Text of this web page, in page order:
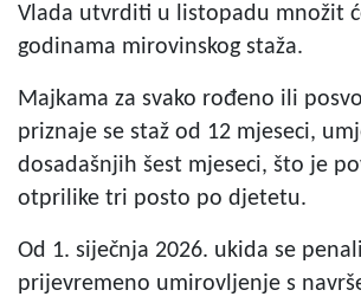
Vlada utvrditi u listopadu množit
godinama mirovinskog staža.
Majkama za svako rođeno ili
priznaje se staž od 12 mjeseci,
dosadašnjih šest mjeseci, što je
otprilike tri posto po djetetu.
Od 1. siječnja 2026. ukida se
prijevremeno umirovljenje s